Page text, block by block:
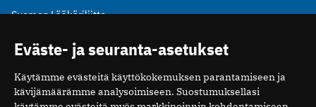
Suomen Lääkäriliitto
00510 Helsinki
puh. (09) 393 091
toimitus@potilaanlaakarilehti.fi
Eväste- ja seuranta-asetukset
Käytämme evästeitä käyttökokemuksen parantamiseen ja
kävijämäärämme analysoimiseen. Suostumuksellasi